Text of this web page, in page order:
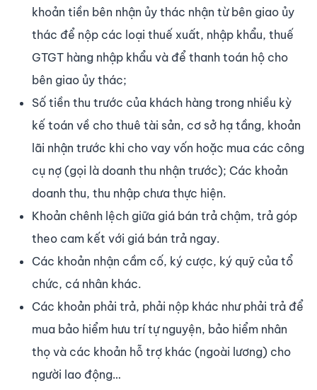
khoản tiền bên nhận ủy thác nhận từ bên giao ủy
thác để nộp các loại thuế xuất, nhập khẩu, thuế
GTGT hàng nhập khẩu và để thanh toán hộ cho
bên giao ủy thác;
Số tiền thu trước của khách hàng trong nhiều kỳ
kế toán về cho thuê tài sản, cơ sở hạ tầng, khoản
lãi nhận trước khi cho vay vốn hoặc mua các công
cụ nợ (gọi là doanh thu nhận trước); Các khoản
doanh thu, thu nhập chưa thực hiện.
Khoản chênh lệch giữa giá bán trả chậm, trả góp
theo cam kết với giá bán trả ngay.
Các khoản nhận cầm cố, ký cược, ký quỹ của tổ
chức, cá nhân khác.
Các khoản phải trả, phải nộp khác như phải trả để
mua bảo hiểm hưu trí tự nguyện, bảo hiểm nhân
thọ và các khoản hỗ trợ khác (ngoài lương) cho
người lao động…